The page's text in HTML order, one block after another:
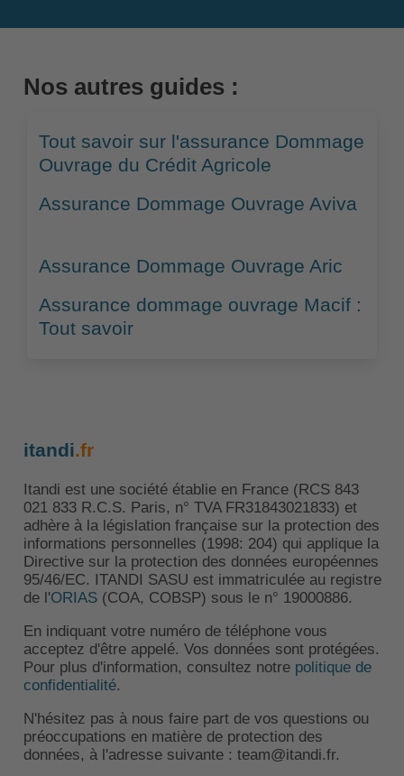
Nos autres guides :
Tout savoir sur l'assurance Dommage
Ouvrage du Crédit Agricole
Assurance Dommage Ouvrage Aviva
Assurance Dommage Ouvrage Aric
Assurance dommage ouvrage Macif :
Tout savoir
itandi.fr
Itandi est une société établie en France (RCS 843
021 833 R.C.S. Paris, n° TVA FR31843021833) et
adhère à la législation française sur la protection des
informations personnelles (1998: 204) qui applique la
Directive sur la protection des données européennes
95/46/EC. ITANDI SASU est immatriculée au registre
de l'ORIAS(COA, COBSP) sous le n° 19000886.
En indiquant votre numéro de téléphone vous
acceptez d'être appelé. Vos données sont protégées.
Pour plus d'information, consultez notre politique de
confidentialité.
N'hésitez pas à nous faire part de vos questions ou
préoccupations en matière de protection des
données, à l'adresse suivante : team@itandi.fr.